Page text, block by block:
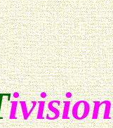
ivision